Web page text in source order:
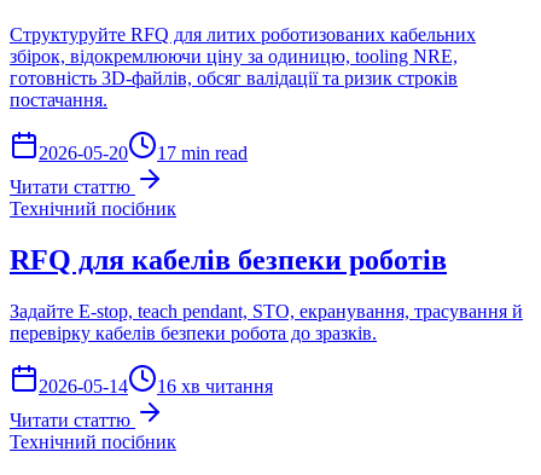
Структуруйте RFQ для литих роботизованих кабельних
збірок, відокремлюючи ціну за одиницю, tooling NRE,
готовність 3D-файлів, обсяг валідації та ризик строків
постачання.
2026-05-20
17 min read
Читати статтю
Технічний посібник
RFQ для кабелів безпеки роботів
Задайте E-stop, teach pendant, STO, екранування, трасування й
перевірку кабелів безпеки робота до зразків.
2026-05-14
16 хв читання
Читати статтю
Технічний посібник